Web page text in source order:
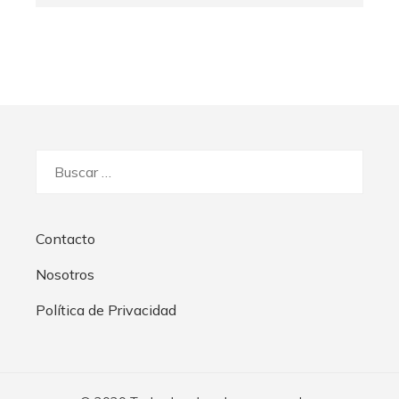
Contacto
Nosotros
Política de Privacidad